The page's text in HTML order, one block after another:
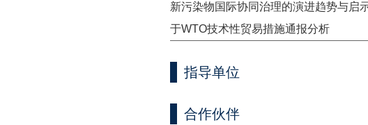
新污染物国际协同治理的演进趋势与
于WTO技术性贸易措施通报分析
指导单位
合作伙伴